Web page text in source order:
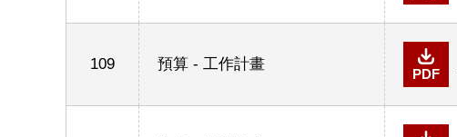
109 預算 - 工作計畫
PDF